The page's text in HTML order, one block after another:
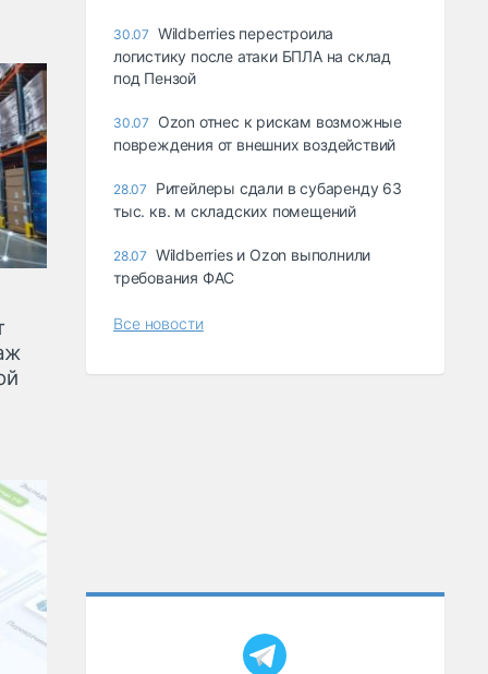
30.07 Wildberries перестроила
логистику после атаки БПЛА на склад
под Пензой
30.07
Ozon отнес к рискам возможные
повреждения от внешних воздействий
28.07
Ритейлеры сдали в субаренду 63
тыс. кв. м складских помещений
28.07 Wildberries и Ozon выполнили
требования ФАС
Все новости